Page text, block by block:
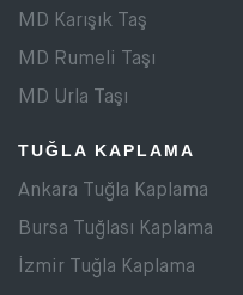
MD Karışık Taş
MD Rumeli Taşı
MD Urla Taşı
TUĞLA KAPLAMA
Ankara Tuğla Kaplama
Bursa Tuğlası Kaplama
İzmir Tuğla Kaplama